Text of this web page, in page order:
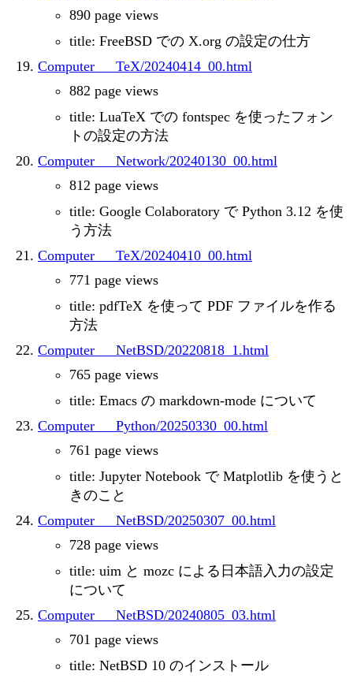
890 page views
title: FreeBSD での X.org の設定の仕方
Computer___TeX/20240414_00.html
882 page views
title: LuaTeX での fontspec を使ったフォン
トの設定の方法
Computer___Network/20240130_00.html
812 page views
title: Google Colaboratory で Python 3.12 を使
う方法
Computer___TeX/20240410_00.html
771 page views
title: pdfTeX を使って PDF ファイルを作る
方法
Computer___NetBSD/20220818_1.html
765 page views
title: Emacs の markdown-mode について
Computer___Python/20250330_00.html
761 page views
title: Jupyter Notebook で Matplotlib を使うと
きのこと
Computer___NetBSD/20250307_00.html
728 page views
title: uim と mozc による日本語入力の設定
について
Computer___NetBSD/20240805_03.html
701 page views
title: NetBSD 10 のインストール